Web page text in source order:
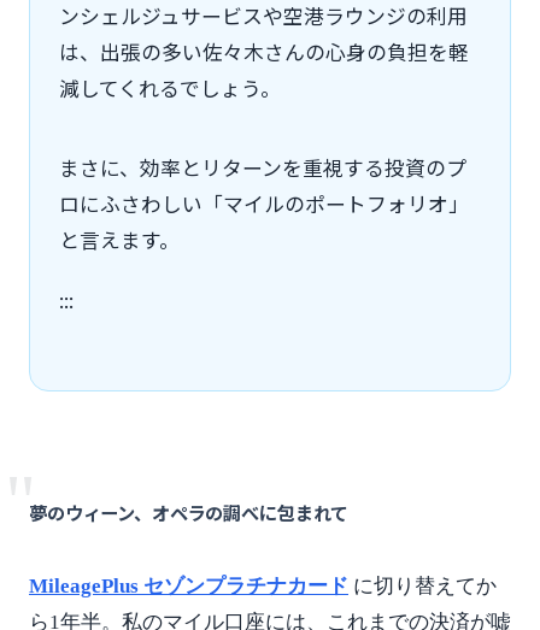
ンシェルジュサービスや空港ラウンジの利用
は、出張の多い佐々木さんの心身の負担を軽
減してくれるでしょう。
まさに、効率とリターンを重視する投資のプ
ロにふさわしい「マイルのポートフォリオ」
と言えます。
:::
"
夢のウィーン、オペラの調べに包まれて
MileagePlus セゾンプラチナカード に切り替えてか
ら1年半。私のマイル口座には、これまでの決済が嘘